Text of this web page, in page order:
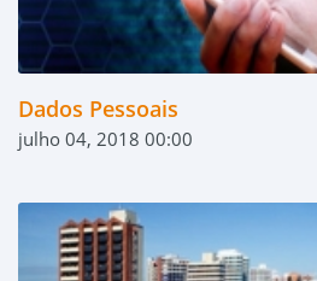
Dados Pessoais
julho 04, 2018 00:00